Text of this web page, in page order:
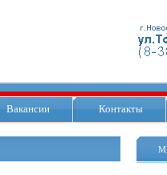
Вакансии Контакты